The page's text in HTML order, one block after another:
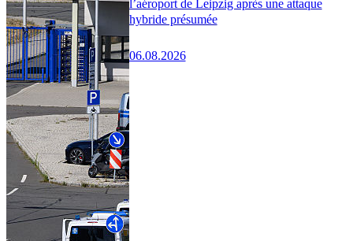
l’aéroport de Leipzig après une attaque
hybride présumée
06.08.2026